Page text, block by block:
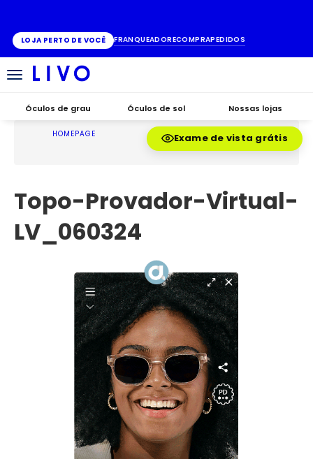
LOJA PERTO DE VOCÊ FRANQUEADORECOMPRAPEDIDOS
Alternar
Óculos de grau Óculos de sol Nossas lojas
Exame de vista grátis
HOMEPAGE
Topo-Provador-Virtual-
LV_060324